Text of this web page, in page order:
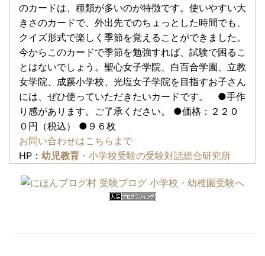
のカードは、種類が多いのが特徴です。使いやすい大
きさのカードで、外出先でのちょっとした時間でも、
クイズ形式で楽しく季節を覚えることができました。
今からこのカードで季節を勉強すれば、試験で困るこ
とはないでしょう。聖心女子学院、白百合学園、立教
女学院、成蹊小学校、光塩女子学院を目指すお子さん
には、ぜひ使っていただきたいカードです。 ●手作
り感があります。ご了承ください。 ●価格：２２０
０円（税込） ●９６枚
お問い合わせはこちらまで
HP： 幼児教育 ・小学校受験の受験対話総合研究所